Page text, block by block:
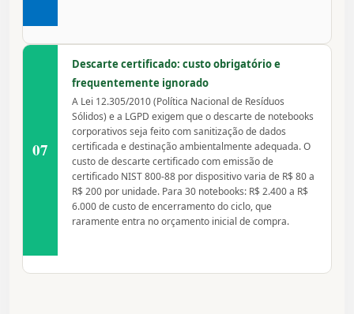
07
Descarte certificado: custo obrigatório e
frequentemente ignorado
A Lei 12.305/2010 (Política Nacional de Resíduos
Sólidos) e a LGPD exigem que o descarte de notebooks
corporativos seja feito com sanitização de dados
certificada e destinação ambientalmente adequada. O
custo de descarte certificado com emissão de
certificado NIST 800-88 por dispositivo varia de R$ 80 a
R$ 200 por unidade. Para 30 notebooks: R$ 2.400 a R$
6.000 de custo de encerramento do ciclo, que
raramente entra no orçamento inicial de compra.